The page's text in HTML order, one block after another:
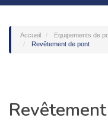
Accueil Equipements de
Revêtement de pont